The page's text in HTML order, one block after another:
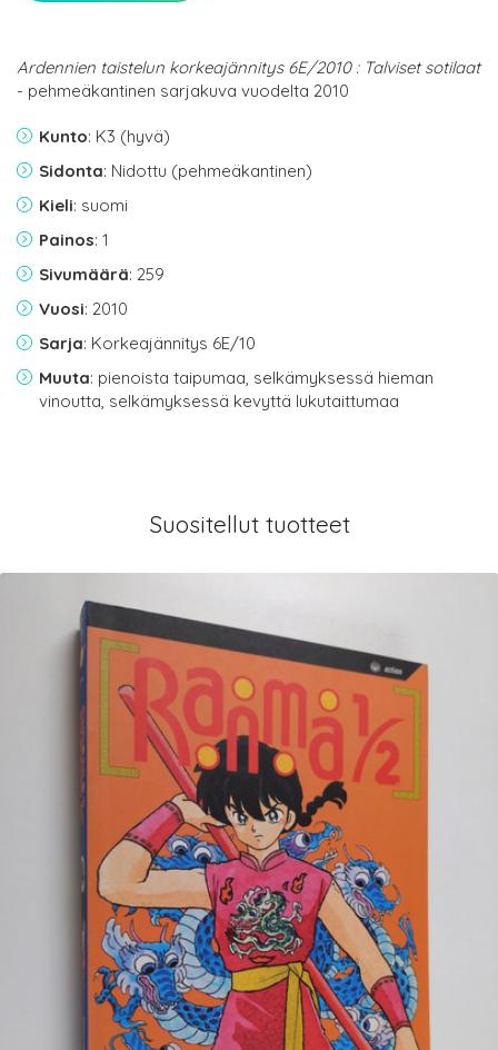
Ardennien taistelun korkeajännitys 6E/2010 : Talviset sotilaat
- pehmeäkantinen sarjakuva vuodelta 2010
Kunto: K3 (hyvä)
Sidonta: Nidottu (pehmeäkantinen)
Kieli: suomi
Painos: 1
Sivumäärä: 259
Vuosi: 2010
Sarja: Korkeajännitys 6E/10
Muuta: pienoista taipumaa, selkämyksessä hieman
vinoutta, selkämyksessä kevyttä lukutaittumaa
Suositellut tuotteet